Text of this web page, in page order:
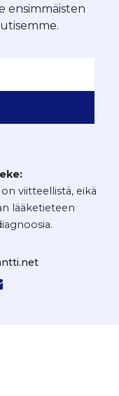
ensimmäisten
viitteellistä, eikä
lääketieteen